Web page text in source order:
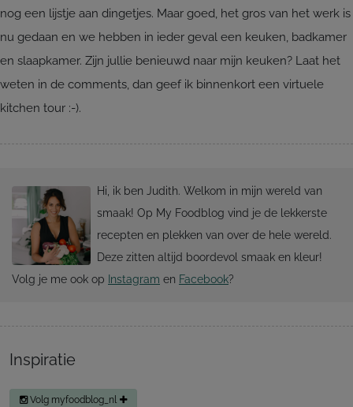
nog een lijstje aan dingetjes. Maar goed, het gros van het werk is
nu gedaan en we hebben in ieder geval een keuken, badkamer
en slaapkamer. Zijn jullie benieuwd naar mijn keuken? Laat het
weten in de comments, dan geef ik binnenkort een virtuele
kitchen tour :-).
Hi, ik ben Judith. Welkom in mijn wereld van
smaak! Op My Foodblog vind je de lekkerste
recepten en plekken van over de hele wereld.
Deze zitten altijd boordevol smaak en kleur!
Volg je me ook op Instagram en Facebook?
Inspiratie
Volg myfoodblog_nl